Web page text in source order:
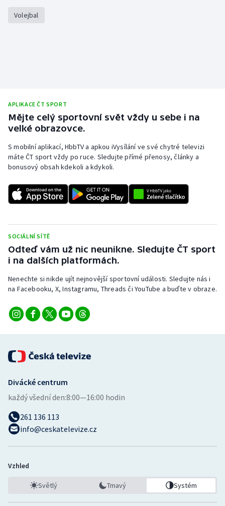
Volejbal
APLIKACE ČT SPORT
Mějte celý sportovní svět vždy u sebe i na
velké obrazovce.
S mobilní aplikací, HbbTV a apkou iVysílání ve své chytré televizi
máte ČT sport vždy po ruce. Sledujte přímé přenosy, články a
bonusový obsah kdekoli a kdykoli.
SOCIÁLNÍ SÍTĚ
Odteď vám už nic neunikne. Sledujte ČT sport
i na dalších platformách.
Nenechte si nikde ujít nejnovější sportovní události. Sledujte nás i
na Facebooku, X, Instagramu, Threads či YouTube a buďte v obraze.
Divácké centrum
každý všední den:8:00—16:00 hodin
261 136 113
info@ceskatelevize.cz
Vzhled
Světlý Tmavý Systém